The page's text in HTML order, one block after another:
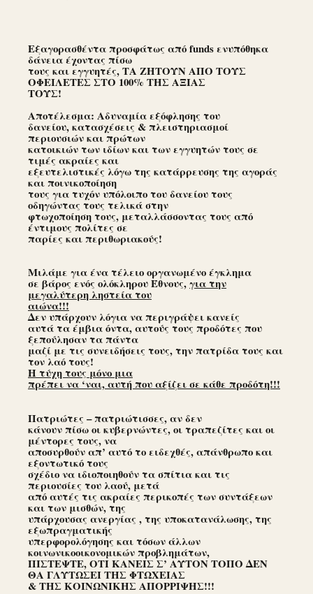
Εξαγορασθέντα προσφάτως από funds ενυπόθηκα
δάνεια έχοντας πίσω
τους και εγγυητές, ΤΑ ΖΗΤΟΥΝ ΑΠΟ ΤΟΥΣ
ΟΦΕΙΛΕΤΕΣ ΣΤΟ 100% ΤΗΣ ΑΞΙΑΣ
ΤΟΥΣ!
Αποτέλεσμα: Αδυναμία εξόφλησης του
δανείου, κατασχέσεις & πλειστηριασμοί
περιουσιών και πρώτων
κατοικιών των ιδίων και των εγγυητών τους σε
τιμές ακραίες και
εξευτελιστικές λόγω της κατάρρευσης της αγοράς
και ποινικοποίηση
τους για τυχόν υπόλοιπο του δανείου τους
οδηγώντας τους τελικά στην
φτωχοποίηση τους, μεταλλάσσοντας τους από
έντιμους πολίτες σε
παρίες και περιθωριακούς!
Μιλάμε για ένα τέλειο οργανωμένο έγκλημα
σε βάρος ενός ολόκληρου Έθνους,για την
μεγαλύτερη ληστεία του
αιώνα!!!
Δεν υπάρχουν λόγια να περιγράψει κανείς
αυτά τα έμβια όντα, αυτούς τους προδότες που
ξεπούλησαν τα πάντα
μαζί με τις συνειδήσεις τους, την πατρίδα τους και
τον λαό τους!
Η τύχη τους μόνο μια
πρέπει να ‘ναι, αυτή που αξίζει σε κάθε προδότη!!!
Πατριώτες – πατριώτισσες, αν δεν
κάνουν πίσω οι κυβερνώντες, οι τραπεζίτες και οι
μέντορες τους, να
αποσυρθούν απ’ αυτό το ειδεχθές, απάνθρωπο και
εξοντωτικό τους
σχέδιο να ιδιοποιηθούν τα σπίτια και τις
περιουσίες του λαού, μετά
από αυτές τις ακραίες περικοπές των συντάξεων
και των μισθών, της
υπάρχουσας ανεργίας , της υποκατανάλωσης, της
εξωπραγματικής
υπερφορολόγησης και τόσων άλλων
κοινωνικοοικονομικών προβλημάτων,
ΠΙΣΤΕΨΤΕ, ΟΤΙ ΚΑΝΕΙΣ Σ’ ΑΥΤΟΝ ΤΟΠΟ ΔΕΝ
ΘΑ ΓΛΥΤΩΣΕΙ ΤΗΣ ΦΤΩΧΕΙΑΣ
& ΤΗΣ ΚΟΙΝΩΝΙΚΗΣ ΑΠΟΡΡΙΨΗΣ!!!